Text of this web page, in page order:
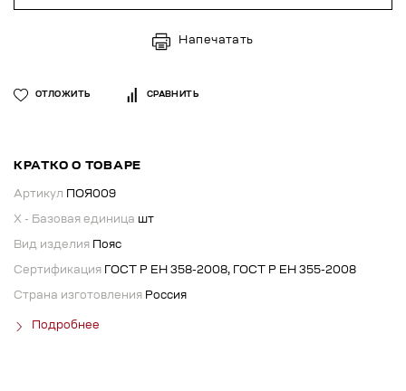
Напечатать
ОТЛОЖИТЬ СРАВНИТЬ
КРАТКО О ТОВАРЕ
Артикул ПОЯ009
X - Базовая единица шт
Вид изделия Пояс
Сертификация ГОСТ Р ЕН 358-2008, ГОСТ Р ЕН 355-2008
Страна изготовления Россия
Подробнее